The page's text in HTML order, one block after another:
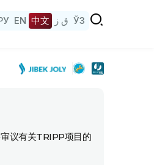
EN 中文 ق ز ЎЗ
议有关TRIPP项目的